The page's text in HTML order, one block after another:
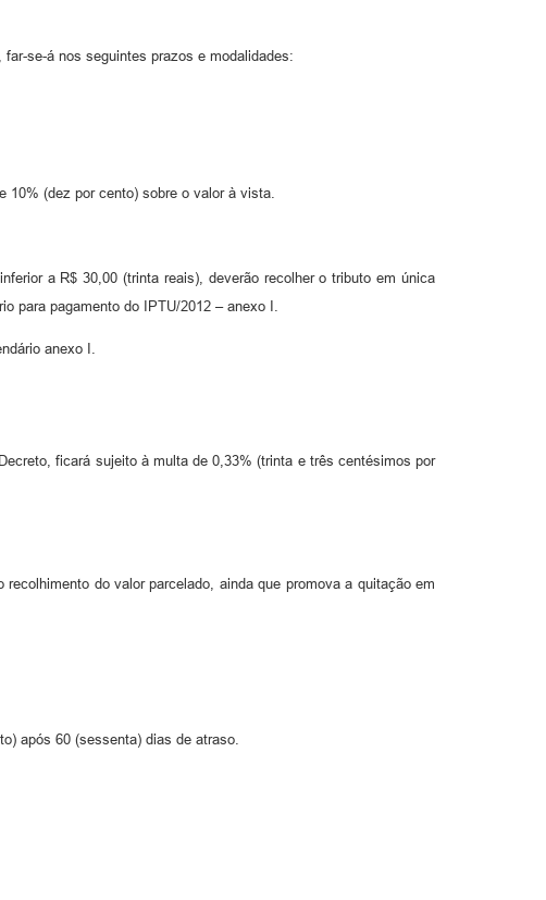
se-á nos seguintes prazos e modalidades:
10% (dez por cento) sobre o valor à vista.
a R$ 30,00 (trinta reais), deverão recolher o tributo em única
para pagamento do IPTU/2012 – anexo I.
anexo I.
ficará sujeito à multa de 0,33% (trinta e três centésimos por
do valor parcelado, ainda que promova a quitação em
após 60 (sessenta) dias de atraso.